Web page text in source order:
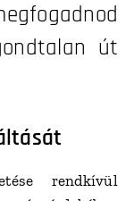
út
rendkívül